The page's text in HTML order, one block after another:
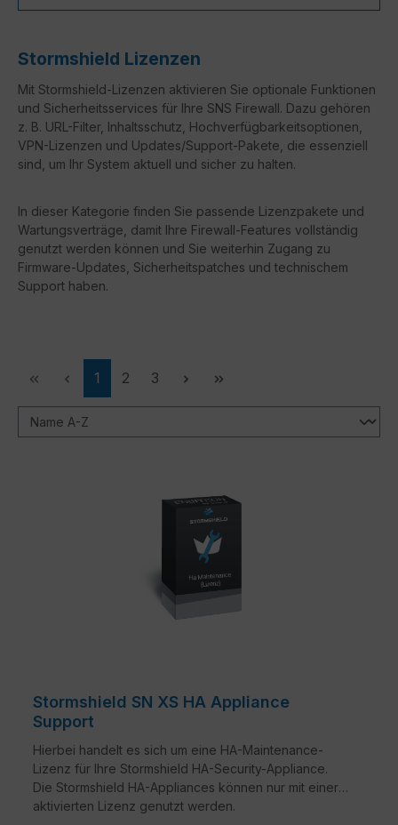
Stormshield Lizenzen
Mit Stormshield-Lizenzen aktivieren Sie optionale Funktionen
und Sicherheitsservices für Ihre SNS Firewall. Dazu gehören
z. B. URL-Filter, Inhaltsschutz, Hochverfügbarkeitsoptionen,
VPN-Lizenzen und Updates/Support-Pakete, die essenziell
sind, um Ihr System aktuell und sicher zu halten.
In dieser Kategorie finden Sie passende Lizenzpakete und
Wartungsverträge, damit Ihre Firewall-Features vollständig
genutzt werden können und Sie weiterhin Zugang zu
Firmware-Updates, Sicherheitspatches und technischem
Support haben.
Seite
1 Seite
2 Seite
3
Stormshield SN XS HA Appliance
Support
Hierbei handelt es sich um eine HA-Maintenance-
Lizenz für Ihre Stormshield HA-Security-Appliance.
Die Stormshield HA-Appliances können nur mit einer
aktivierten Lizenz genutzt werden.